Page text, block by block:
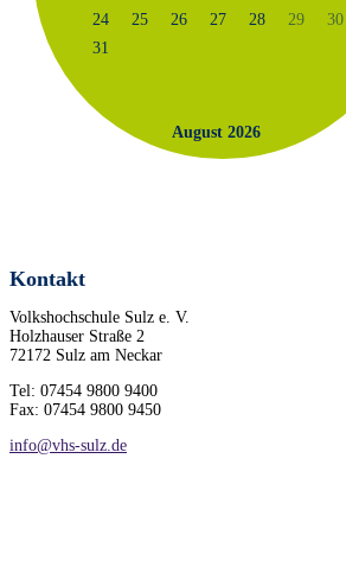
24
25 26 27 28 29
30
31
August 2026
Kontakt
Volkshochschule Sulz e. V.
Holzhauser Straße 2
72172 Sulz am Neckar
Tel: 07454 9800 9400
Fax: 07454 9800 9450
info@vhs-sulz.de